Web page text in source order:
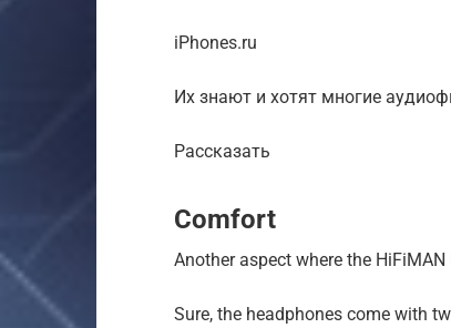
iPhones.ru
Их знают и хотят многие
Рассказать
Comfort
Another aspect where the
Sure, the headphones come with